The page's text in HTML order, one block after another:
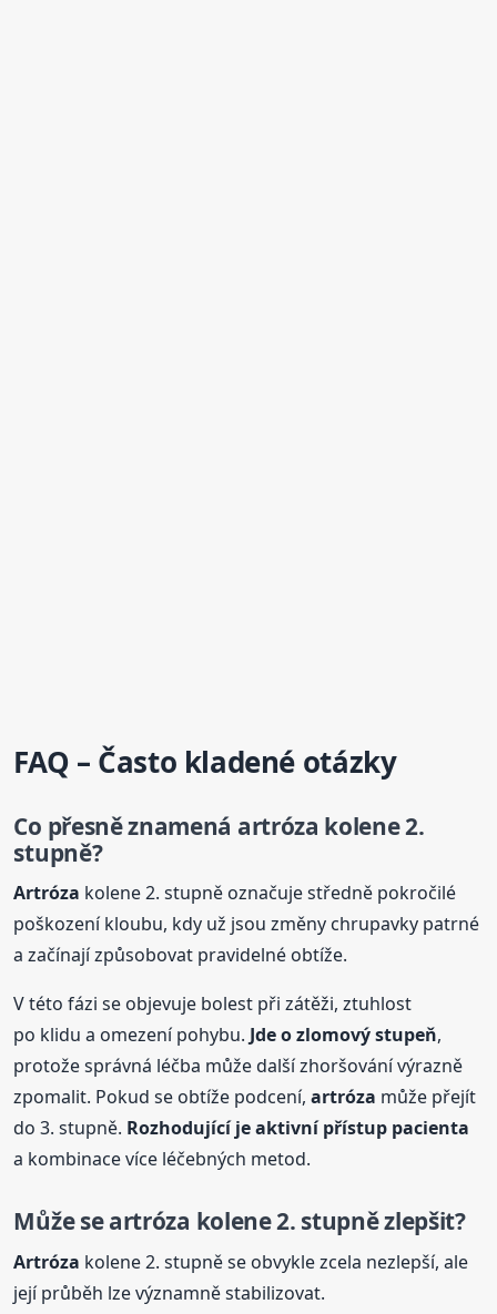
FAQ – Často kladené otázky
Co přesně znamená artróza kolene 2.
stupně?
Artróza kolene 2. stupně označuje středně pokročilé
poškození kloubu, kdy už jsou změny chrupavky patrné
a začínají způsobovat pravidelné obtíže.
V této fázi se objevuje bolest při zátěži, ztuhlost
po klidu a omezení pohybu. Jde o zlomový stupeň,
protože správná léčba může další zhoršování výrazně
zpomalit. Pokud se obtíže podcení,artróza může přejít
do 3. stupně. Rozhodující je aktivní přístup pacienta
a kombinace více léčebných metod.
Může seartróza kolene 2. stupně zlepšit?
Artróza kolene 2. stupně se obvykle zcela nezlepší, ale
její průběh lze významně stabilizovat.